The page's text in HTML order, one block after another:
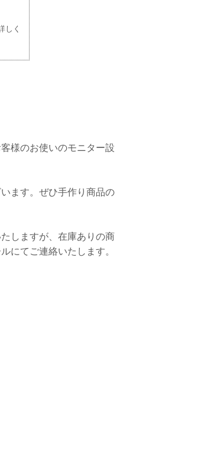
しく
様のお使いのモニター設
ます。ぜひ手作り商品の
しますが、在庫ありの商
にてご連絡いたします。